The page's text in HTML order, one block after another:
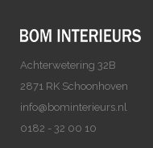
Achterwetering 32B
2871 RK Schoonhoven
info@bominterieurs.nl
0182 - 32 00 10